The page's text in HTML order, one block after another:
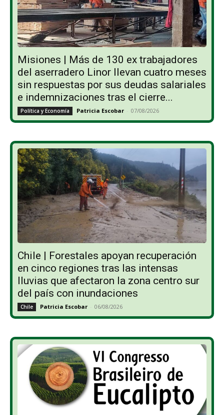
Misiones | Más de 130 ex trabajadores
del aserradero Linor llevan cuatro meses
sin respuestas por sus deudas salariales
e indemnizaciones tras el cierre...
Política y Economía Patricia Escobar - 07/08/2026
Chile | Forestales apoyan recuperación
en cinco regiones tras las intensas
lluvias que afectaron la zona centro sur
del país con inundaciones
Chile Patricia Escobar - 06/08/2026